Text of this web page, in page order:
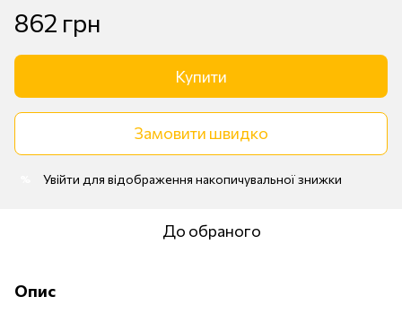
862 грн
Купити
Замовити швидко
Увійти для відображення накопичувальної знижки
До обраного
Опис